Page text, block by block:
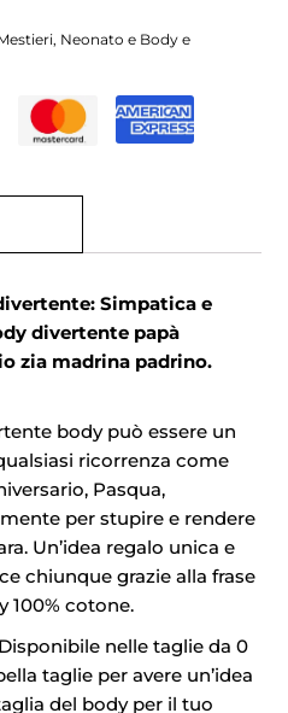
, Neonato e Body e
Simpatica e
divertente papà
zia madrina padrino.
body può essere un
ricorrenza come
Pasqua,
per stupire e rendere
Un’idea regalo unica e
chiunque grazie alla frase
100% cotone.
Disponibile nelle taglie da 0
taglie per avere un’idea
del body per il tuo